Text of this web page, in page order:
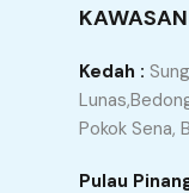
Kedah :
Pokok Sena,
Pulau